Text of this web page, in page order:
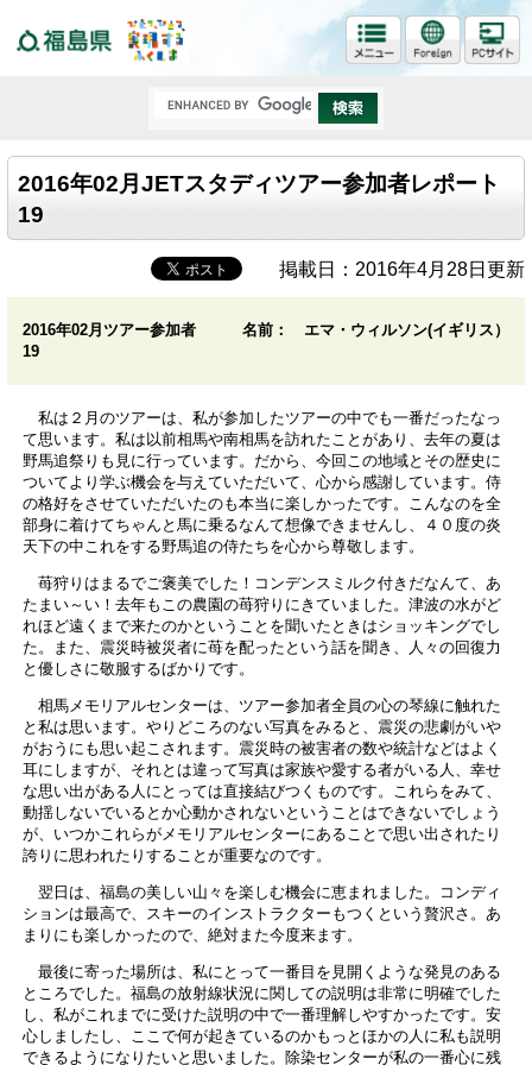
2016年02月JETスタディツアー参加者レポート
19
掲載日：2016年4月28日更新
2016年02月ツアー参加者
19
名前： エマ・ウィルソン(イギリス）
私は２月のツアーは、私が参加したツアーの中でも一番だったなっ
て思います。私は以前相馬や南相馬を訪れたことがあり、去年の夏は
野馬追祭りも見に行っています。だから、今回この地域とその歴史に
ついてより学ぶ機会を与えていただいて、心から感謝しています。侍
の格好をさせていただいたのも本当に楽しかったです。こんなのを全
部身に着けてちゃんと馬に乗るなんて想像できませんし、４０度の炎
天下の中これをする野馬追の侍たちを心から尊敬します。
苺狩りはまるでご褒美でした！コンデンスミルク付きだなんて、あ
たまい～い！去年もこの農園の苺狩りにきていました。津波の水がど
れほど遠くまで来たのかということを聞いたときはショッキングでし
た。また、震災時被災者に苺を配ったという話を聞き、人々の回復力
と優しさに敬服するばかりです。
相馬メモリアルセンターは、ツアー参加者全員の心の琴線に触れた
と私は思います。やりどころのない写真をみると、震災の悲劇がいや
がおうにも思い起こされます。震災時の被害者の数や統計などはよく
耳にしますが、それとは違って写真は家族や愛する者がいる人、幸せ
な思い出がある人にとっては直接結びつくものです。これらをみて、
動揺しないでいるとか心動かされないということはできないでしょう
が、いつかこれらがメモリアルセンターにあることで思い出されたり
誇りに思われたりすることが重要なのです。
翌日は、福島の美しい山々を楽しむ機会に恵まれました。コンディ
ションは最高で、スキーのインストラクターもつくという贅沢さ。あ
まりにも楽しかったので、絶対また今度来ます。
最後に寄った場所は、私にとって一番目を見開くような発見のある
ところでした。福島の放射線状況に関しての説明は非常に明確でした
し、私がこれまでに受けた説明の中で一番理解しやすかったです。安
心しましたし、ここで何が起きているのかもっとほかの人に私も説明
できるようになりたいと思いました。除染センターが私の一番心に残